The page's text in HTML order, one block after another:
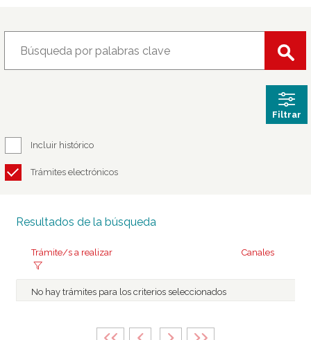
Filtrar
Incluir histórico
Trámites electrónicos
Resultados de la búsqueda
Trámite/s a realizar Canales
No hay trámites para los criterios seleccionados